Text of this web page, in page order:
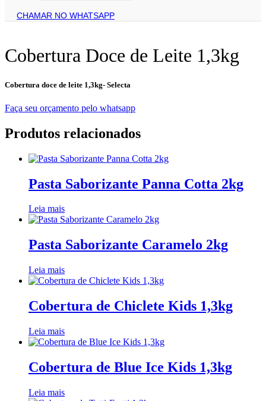
CHAMAR NO WHATSAPP
Cobertura Doce de Leite 1,3kg
Cobertura doce de leite 1,3kg- Selecta
Faça seu orçamento pelo whatsapp
Produtos relacionados
Pasta Saborizante Panna Cotta 2kg
Leia mais
Pasta Saborizante Caramelo 2kg
Leia mais
Cobertura de Chiclete Kids 1,3kg
Leia mais
Cobertura de Blue Ice Kids 1,3kg
Leia mais